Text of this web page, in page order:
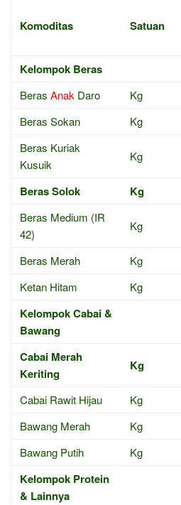
Komoditas Satuan
Kelompok Beras
Beras Anak Daro Kg
Beras Sokan
Kg
Beras Kuriak
Kusuik
Kg
Beras Solok Kg
Beras Medium (IR
42)
Kg
Beras Merah Kg
Ketan Hitam
Kg
Kelompok Cabai &
Bawang
Cabai Merah
Keriting
Kg
Cabai Rawit Hijau Kg
Bawang Merah
Kg
Bawang Putih
Kg
Kelompok Protein
& Lainnya